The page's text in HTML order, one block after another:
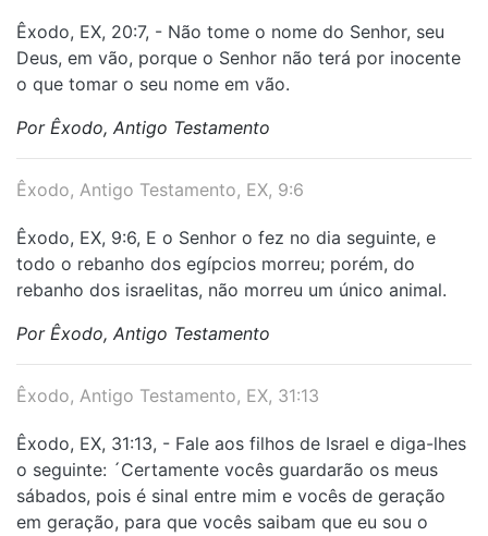
Êxodo, EX, 20:7, - Não tome o nome do Senhor, seu
Deus, em vão, porque o Senhor não terá por inocente
o que tomar o seu nome em vão.
Por Êxodo, Antigo Testamento
Êxodo, Antigo Testamento, EX, 9:6
Êxodo, EX, 9:6, E o Senhor o fez no dia seguinte, e
todo o rebanho dos egípcios morreu; porém, do
rebanho dos israelitas, não morreu um único animal.
Por Êxodo, Antigo Testamento
Êxodo, Antigo Testamento, EX, 31:13
Êxodo, EX, 31:13, - Fale aos filhos de Israel e diga-lhes
o seguinte: ´Certamente vocês guardarão os meus
sábados, pois é sinal entre mim e vocês de geração
em geração, para que vocês saibam que eu sou o